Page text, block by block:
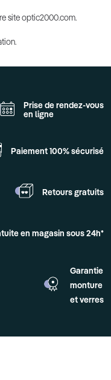
site optic2000.com.
Prise de rendez-vous
en ligne
Paiement 100% sécurisé
Retours gratuits
en magasin sous 24h*
Garantie
monture
et verres